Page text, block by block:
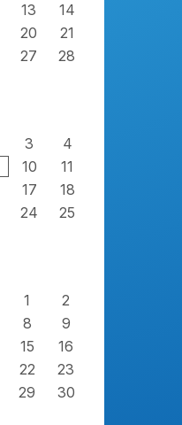
13
14
20
21
27
28
3
4
10
11
17
18
24
25
1
2
8
9
15
16
22
23
29
30